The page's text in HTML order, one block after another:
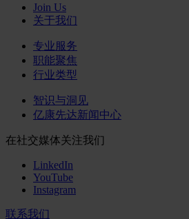
Join Us
关于我们
专业服务
职能聚焦
行业类型
智识与洞见
亿康先达新闻中心
在社交媒体关注我们
LinkedIn
YouTube
Instagram
联系我们